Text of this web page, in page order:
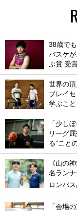
38歳で
バスケ
ぶ賞 受
世界の
ブレイ
学ぶこ
「少し
リーグ
る”こと
《山の
名ラン
ロンパス
「会場